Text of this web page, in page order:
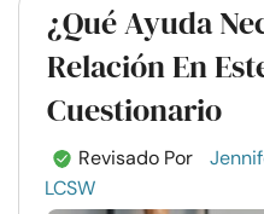
¿Qué Ayuda
Relación En
Cuestionario
Revisado Por
LCSW